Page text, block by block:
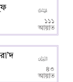
১১১
আয়াত
৪৩
আয়াত